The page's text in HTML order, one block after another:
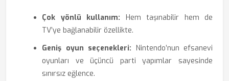
Çok yönlü kullanım: Hem taşınabilir hem de
TV’ye bağlanabilir özellikte.
Geniş oyun seçenekleri: Nintendo’nun efsanevi
oyunları ve üçüncü parti yapımlar sayesinde
sınırsız eğlence.